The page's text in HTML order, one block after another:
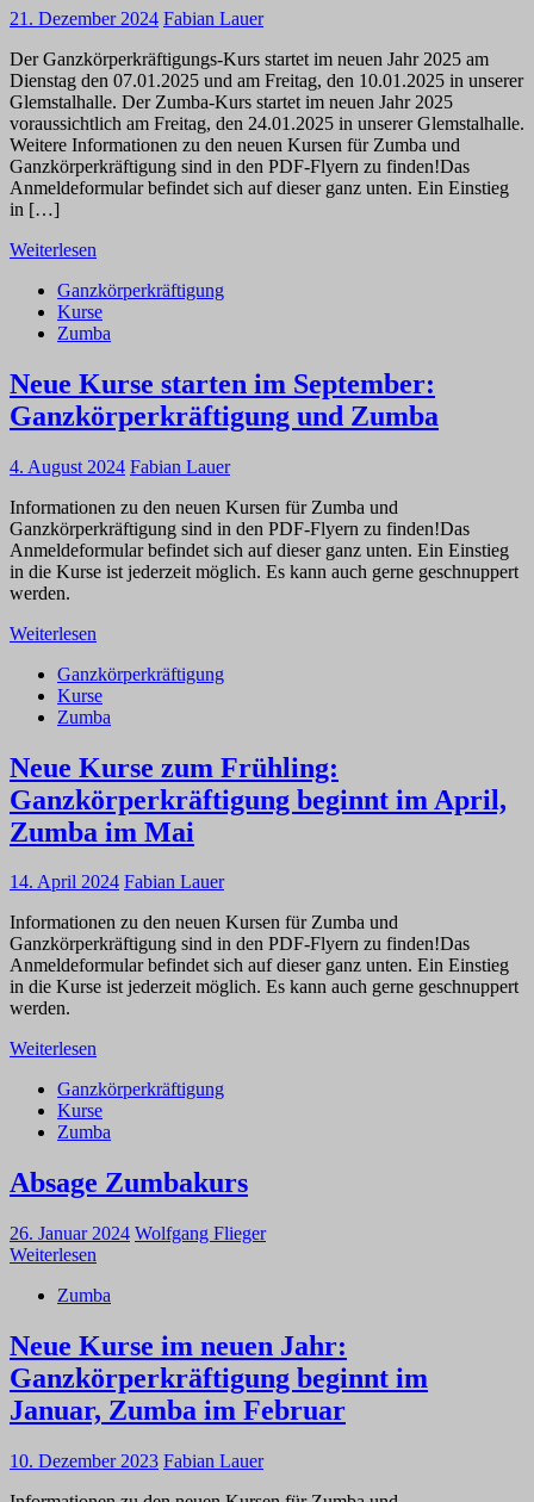
21. Dezember 2024 Fabian Lauer
Der Ganzkörperkräftigungs-Kurs startet im neuen Jahr 2025 am
Dienstag den 07.01.2025 und am Freitag, den 10.01.2025 in unserer
Glemstalhalle. Der Zumba-Kurs startet im neuen Jahr 2025
voraussichtlich am Freitag, den 24.01.2025 in unserer Glemstalhalle.
Weitere Informationen zu den neuen Kursen für Zumba und
Ganzkörperkräftigung sind in den PDF-Flyern zu finden!Das
Anmeldeformular befindet sich auf dieser ganz unten. Ein Einstieg
in […]
Weiterlesen
Ganzkörperkräftigung
Kurse
Zumba
Neue Kurse starten im September:
Ganzkörperkräftigung und Zumba
4. August 2024 Fabian Lauer
Informationen zu den neuen Kursen für Zumba und
Ganzkörperkräftigung sind in den PDF-Flyern zu finden!Das
Anmeldeformular befindet sich auf dieser ganz unten. Ein Einstieg
in die Kurse ist jederzeit möglich. Es kann auch gerne geschnuppert
werden.
Weiterlesen
Ganzkörperkräftigung
Kurse
Zumba
Neue Kurse zum Frühling:
Ganzkörperkräftigung beginnt im April,
Zumba im Mai
14. April 2024 Fabian Lauer
Informationen zu den neuen Kursen für Zumba und
Ganzkörperkräftigung sind in den PDF-Flyern zu finden!Das
Anmeldeformular befindet sich auf dieser ganz unten. Ein Einstieg
in die Kurse ist jederzeit möglich. Es kann auch gerne geschnuppert
werden.
Weiterlesen
Ganzkörperkräftigung
Kurse
Zumba
Absage Zumbakurs
26. Januar 2024 Wolfgang Flieger
Weiterlesen
Zumba
Neue Kurse im neuen Jahr:
Ganzkörperkräftigung beginnt im
Januar, Zumba im Februar
10. Dezember 2023 Fabian Lauer